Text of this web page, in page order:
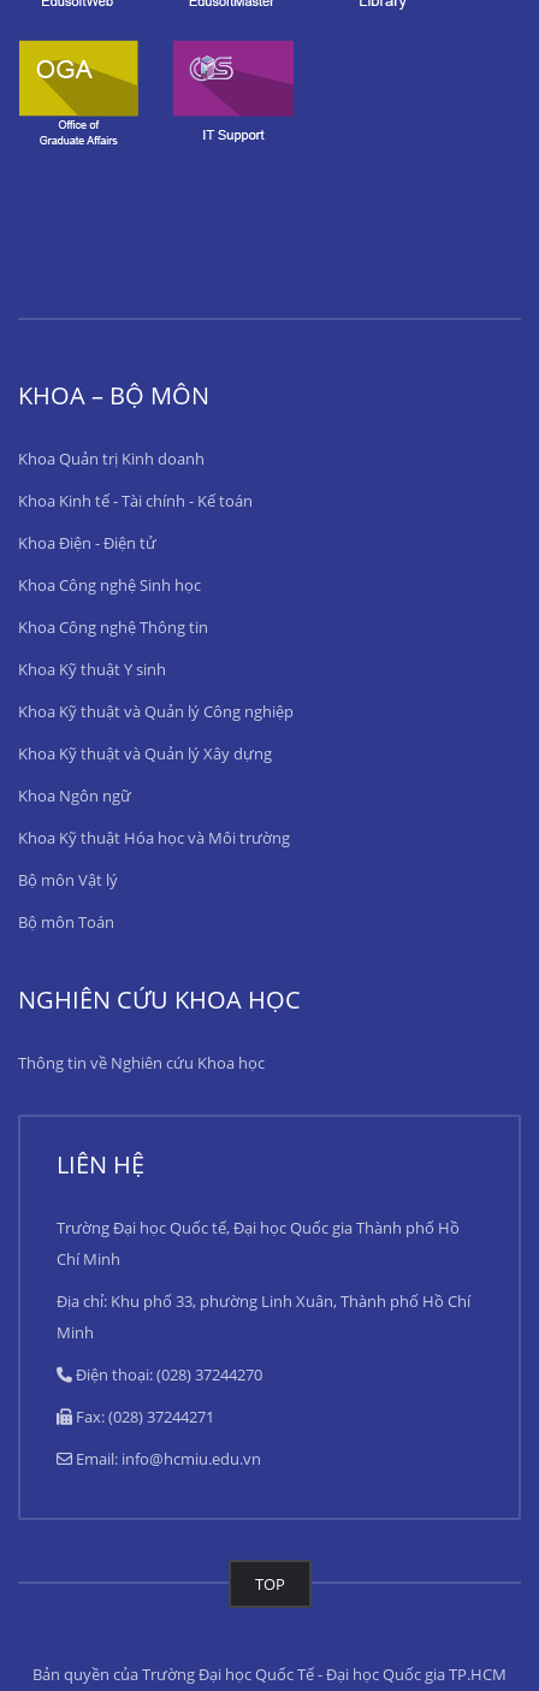
KHOA – BỘ MÔN
Khoa Quản trị Kinh doanh
Khoa Kinh tế - Tài chính - Kế toán
Khoa Điện - Điện tử
Khoa Công nghệ Sinh học
Khoa Công nghệ Thông tin
Khoa Kỹ thuật Y sinh
Khoa Kỹ thuật và Quản lý Công nghiệp
Khoa Kỹ thuật và Quản lý Xây dựng
Khoa Ngôn ngữ
Khoa Kỹ thuật Hóa học và Môi trường
Bộ môn Vật lý
Bộ môn Toán
NGHIÊN CỨU KHOA HỌC
Thông tin về Nghiên cứu Khoa học
LIÊN HỆ
Trường Đại học Quốc tế, Đại học Quốc gia Thành phố Hồ
Chí Minh
Địa chỉ: Khu phố 33, phường Linh Xuân, Thành phố Hồ Chí
Minh
Điện thoại: (028) 37244270
Fax: (028) 37244271
Email: info@hcmiu.edu.vn
TOP
Bản quyền của Trường Đại học Quốc Tế - Đại học Quốc gia TP.HCM